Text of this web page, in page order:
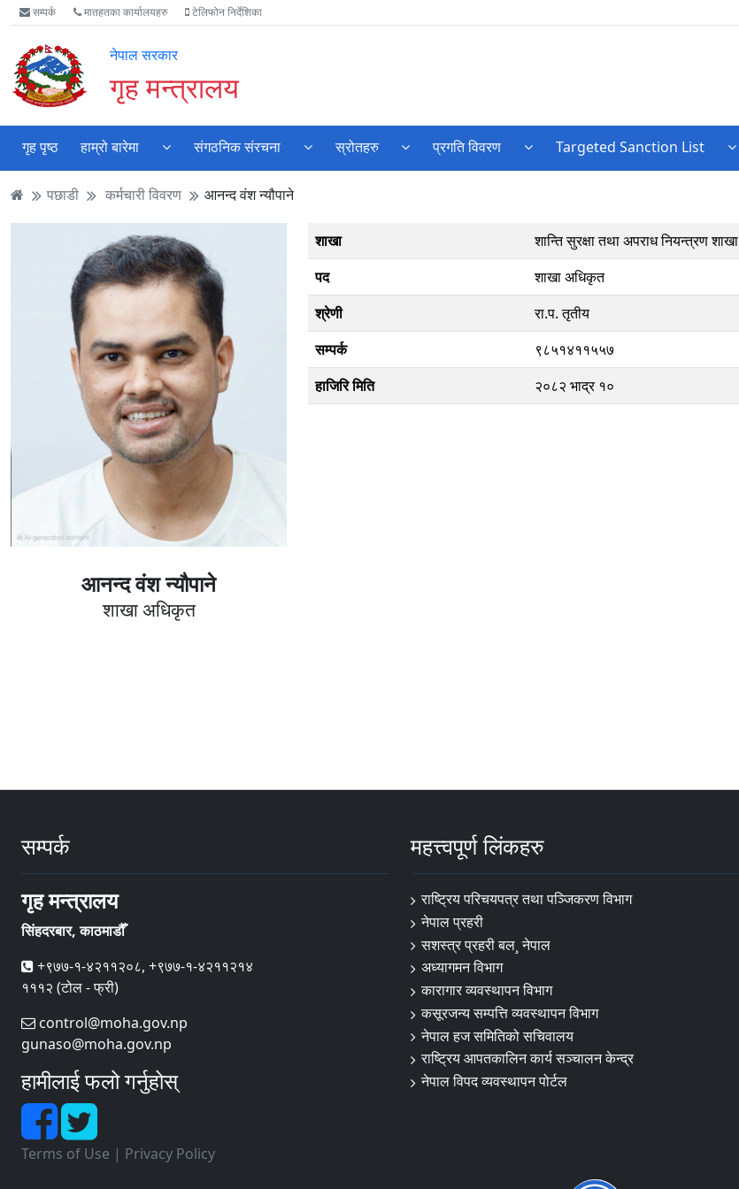
Accessibility
Mode
गर्नुहोस्
मुख्य
सामाग्री
पढ्नुहाेस्
मुख्य
नेभिगेसन
पढ्नुहाेस्
वेबसाइट
खोजमा
जानुहोस्
सम्पर्क मातहतका कार्यालयहरु टेलिफोन निर्देशिका
नेपाल सरकार
गृह मन्त्रालय
गृह पृष्ठ हाम्रो बारेमा संगठनिक संरचना स्रोतहरु प्रगति विवरण Targeted Sanction List
पछाडी कर्मचारी विवरण आनन्द वंश न्यौपाने
आनन्द वंश न्यौपाने
शाखा अधिकृत
शाखा
शान्ति सुरक्षा तथा अपराध नियन्त्रण शाखा
पद
शाखा अधिकृत
श्रेणी
रा.प. तृतीय
सम्पर्क
९८५१४११५५७
हाजिरि मिति
२०८२ भाद्र १०
सम्पर्क
गृह मन्त्रालय
सिंहदरबार, काठमाडौँ
+९७७-१-४२११२०८, +९७७-१-४२११२१४
१११२ (टोल - फ्री)
control@moha.gov.np
gunaso@moha.gov.np
हामीलाई फलो गर्नुहोस्
Terms of Use | Privacy Policy
महत्त्वपूर्ण लिंकहरु
राष्ट्रिय परिचयपत्र तथा पञ्‍जिकरण विभाग
नेपाल प्रहरी
सशस्त्र प्रहरी बल¸ नेपाल
अध्यागमन विभाग
कारागार व्यवस्थापन विभाग
कसूरजन्य सम्पत्ति व्यवस्थापन विभाग
नेपाल हज समितिको सचिवालय
राष्ट्रिय आपतकालिन कार्य सञ्चालन केन्द्र
नेपाल विपद व्यवस्थापन पोर्टल